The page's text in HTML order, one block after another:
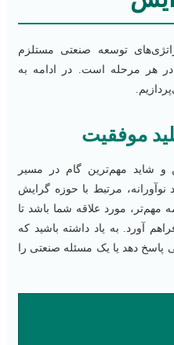
توسعه صنعتی مستلزم
در هر مرحله است. در ادامه به
و شاید مهم‌ترین گام در مسیر
مرتبط با حوزه گرایش
مهم‌تر، مورد علاقه شما باشد تا
آورد. به یاد داشته باشید که
دهد یا یک مسئله صنعتی را